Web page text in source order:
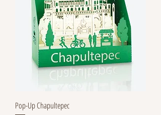
Pop-Up Chapultepec